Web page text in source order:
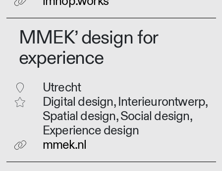
MMEK’ design for
experience
Utrecht
Digital design, Interieurontwerp,
Spatial design, Social design,
Experience design
mmek.nl